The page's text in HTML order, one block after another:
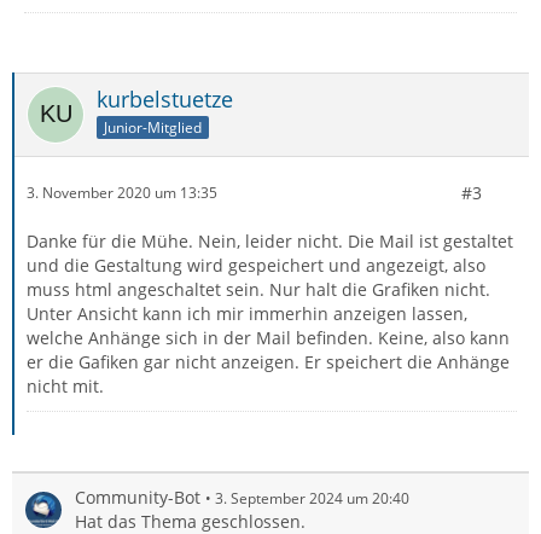
kurbelstuetze
Junior-Mitglied
3. November 2020 um 13:35 #3
Danke für die Mühe. Nein, leider nicht. Die Mail ist gestaltet
und die Gestaltung wird gespeichert und angezeigt, also
muss html angeschaltet sein. Nur halt die Grafiken nicht.
Unter Ansicht kann ich mir immerhin anzeigen lassen,
welche Anhänge sich in der Mail befinden. Keine, also kann
er die Gafiken gar nicht anzeigen. Er speichert die Anhänge
nicht mit.
Community-Bot 3. September 2024 um 20:40
Hat das Thema geschlossen.